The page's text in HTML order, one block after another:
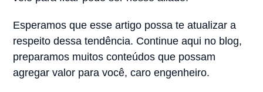
Esperamos que esse artigo possa te atualizar a
respeito dessa tendência. Continue aqui no blog,
preparamos muitos conteúdos que possam
agregar valor para você, caro engenheiro.